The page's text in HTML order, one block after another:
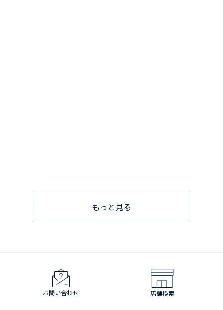
もっと見る
お問い合わせ 店舗検索